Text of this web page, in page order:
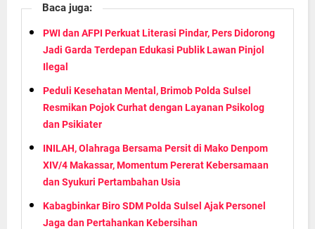
Baca juga:
PWI dan AFPI Perkuat Literasi Pindar, Pers Didorong
Jadi Garda Terdepan Edukasi Publik Lawan Pinjol
Ilegal
Peduli Kesehatan Mental, Brimob Polda Sulsel
Resmikan Pojok Curhat dengan Layanan Psikolog
dan Psikiater
INILAH, Olahraga Bersama Persit di Mako Denpom
XIV/4 Makassar, Momentum Pererat Kebersamaan
dan Syukuri Pertambahan Usia
Kabagbinkar Biro SDM Polda Sulsel Ajak Personel
Jaga dan Pertahankan Kebersihan